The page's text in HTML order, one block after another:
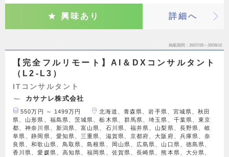
興味あり 詳細へ
掲載期間 26/07/28～26/08/10
【完全フルリモート】AI＆DXコンサルタント
（L2-L3）
ITコンサルタント
カサナレ株式会社
550万円 ～ 1499万円
北海道、青森県、岩手県、宮城県、秋田
県、山形県、福島県、茨城県、栃木県、群馬県、埼玉県、千葉県、東京
都、神奈川県、新潟県、富山県、石川県、福井県、山梨県、長野県、岐
阜県、静岡県、愛知県、三重県、滋賀県、京都府、大阪府、兵庫県、奈
良県、和歌山県、鳥取県、島根県、岡山県、広島県、山口県、徳島県、
香川県、愛媛県、高知県、福岡県、佐賀県、長崎県、熊本県、大分県、